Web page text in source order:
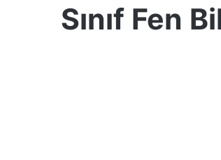
Sınıf Fen